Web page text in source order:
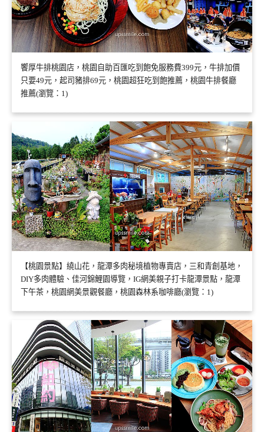
饗厚牛排桃園店，桃園自助百匯吃到飽免服務費399元，牛排加價
只要49元，起司豬排69元，桃園超狂吃到飽推薦，桃園牛排餐廳
推薦(瀏覽：1)
【桃園景點】繞山花，龍潭多肉秘境植物專賣店，三和青創基地，
DIY多肉體驗、佳河錦鯉園導覽，IG網美親子打卡龍潭景點，龍潭
下午茶，桃園網美景觀餐廳，桃園森林系咖啡廳(瀏覽：1)